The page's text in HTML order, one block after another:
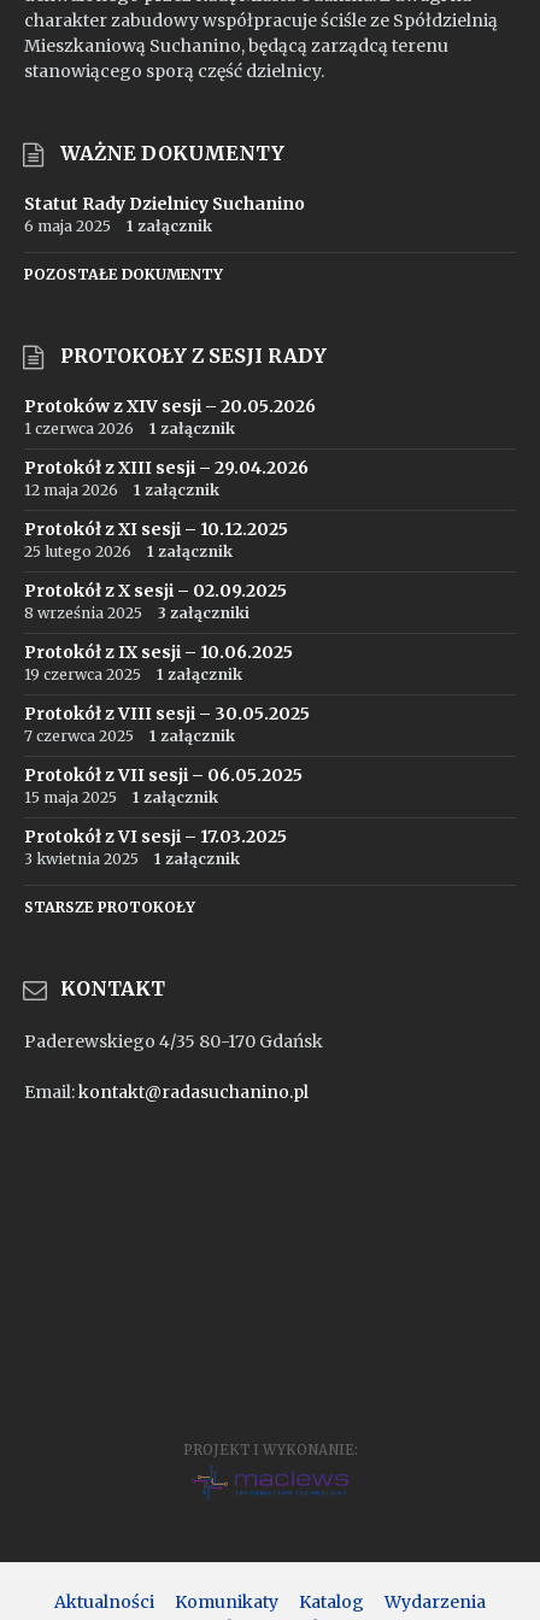
charakter zabudowy współpracuje ściśle ze Spółdzielnią
Mieszkaniową Suchanino, będącą zarządcą terenu
stanowiącego sporą część dzielnicy.
WAŻNE DOKUMENTY
Statut Rady Dzielnicy Suchanino
6 maja 2025 1 załącznik
POZOSTAŁE DOKUMENTY
PROTOKOŁY Z SESJI RADY
Protoków z XIV sesji – 20.05.2026
1 czerwca 2026 1 załącznik
Protokół z XIII sesji – 29.04.2026
12 maja 2026 1 załącznik
Protokół z XI sesji – 10.12.2025
25 lutego 2026 1 załącznik
Protokół z X sesji – 02.09.2025
8 września 2025 3 załączniki
Protokół z IX sesji – 10.06.2025
19 czerwca 2025 1 załącznik
Protokół z VIII sesji – 30.05.2025
7 czerwca 2025 1 załącznik
Protokół z VII sesji – 06.05.2025
15 maja 2025 1 załącznik
Protokół z VI sesji – 17.03.2025
3 kwietnia 2025 1 załącznik
STARSZE PROTOKOŁY
KONTAKT
Paderewskiego 4/35 80-170 Gdańsk
Email:kontakt@radasuchanino.pl
PROJEKT I WYKONANIE:
Aktualności Komunikaty Katalog
Wydarzenia